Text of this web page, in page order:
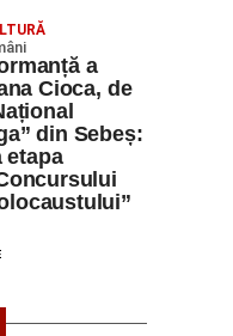
a
Cioca, de
din Sebeș:
etapa